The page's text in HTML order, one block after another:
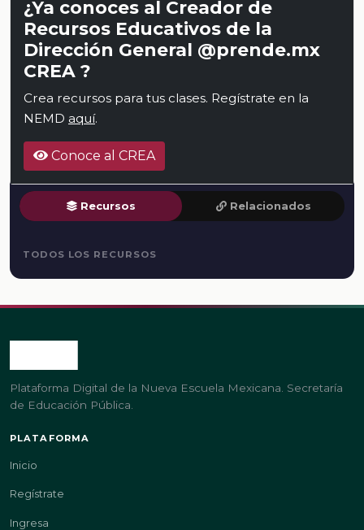
¿Ya conoces al Creador de
Recursos Educativos de la
Dirección General @prende.mx
CREA ?
Crea recursos para tus clases. Regístrate en la
NEMD aquí.
Conoce al CREA
Recursos Relacionados
TODOS LOS RECURSOS
Plataforma Digital de la Nueva Escuela Mexicana. Secretaría
de Educación Pública.
PLATAFORMA
Inicio
Regístrate
Ingresa